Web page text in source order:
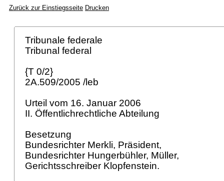
Zurück zur Einstiegsseite Drucken
Tribunale federale
Tribunal federal
{T 0/2}
2A.509/2005 /leb
Urteil vom 16. Januar 2006
II. Öffentlichrechtliche Abteilung
Besetzung
Bundesrichter Merkli, Präsident,
Bundesrichter Hungerbühler, Müller,
Gerichtsschreiber Klopfenstein.